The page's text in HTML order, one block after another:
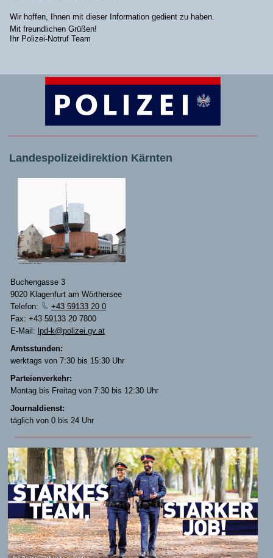
Wir hoffen, Ihnen mit dieser Information gedient zu haben.
Mit freundlichen Grüßen!
Ihr Polizei-Notruf Team
Landespolizeidirektion Kärnten
© LPD Kärnten / M. Dexl
Buchengasse 3
9020 Klagenfurt am Wörthersee
Telefon:
+43 59133 20 0
Fax: +43 59133 20 7800
E-Mail: lpd-k@polizei.gv.at
Amtsstunden:
werktags von 7:30 bis 15:30 Uhr
Parteienverkehr:
Montag bis Freitag von 7:30 bis 12:30 Uhr
Journaldienst:
täglich von 0 bis 24 Uhr